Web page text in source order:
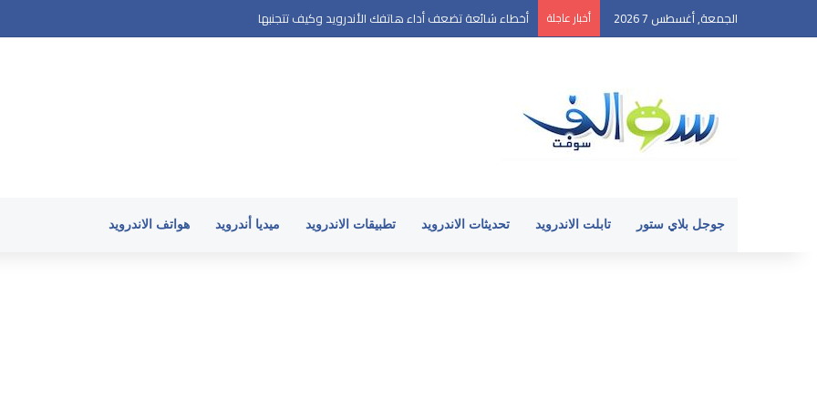
الجمعة, أغسطس 7 2026 أخبار عاجلة أخطاء شائعة تضعف أداء هاتفك الأندرويد وكيف تتجنبها
جوجل بلاي ستور تابلت الاندرويد تحديثات الاندرويد تطبيقات الاندرويد ميديا أندرويد هواتف الاندرويد